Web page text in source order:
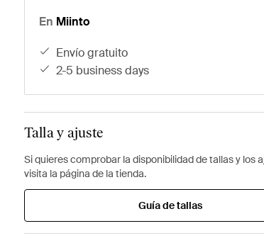
En Miinto
envío gratuito
2-5 business days
Talla y ajuste
Si quieres comprobar la disponibilidad de tallas y los
visita la página de la tienda.
Guía de tallas